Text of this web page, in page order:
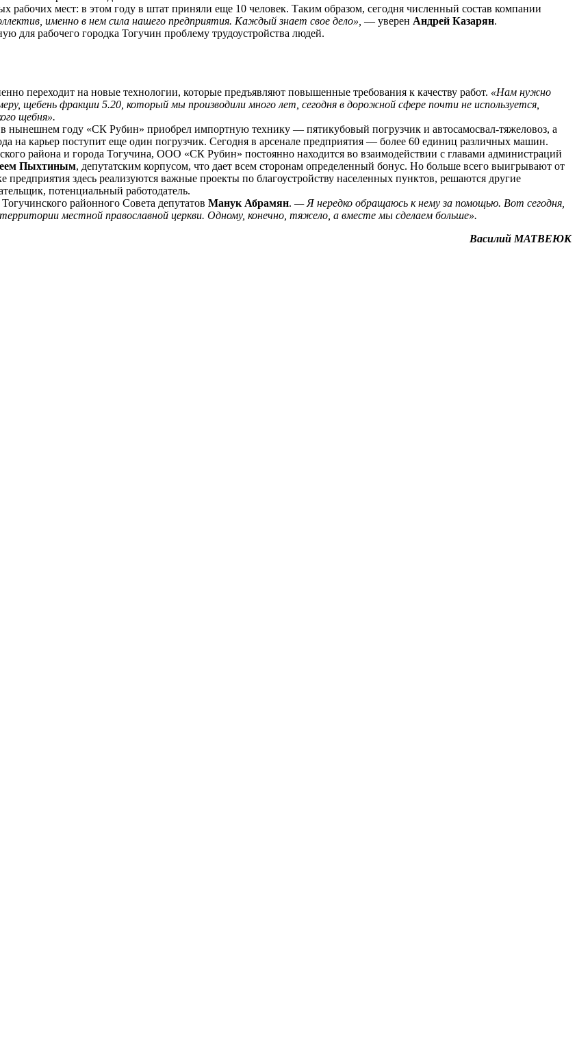
рабочих мест: в этом году в штат приняли еще 10 человек. Таким образом, сегодня численный состав компании
именно в нем сила нашего предприятия. Каждый знает свое дело», — уверен Андрей Казарян.
для рабочего городка Тогучин проблему трудоустройства людей.
переходит на новые технологии, которые предъявляют повышенные требования к качеству работ. «Нам нужно
щебень фракции 5.20, который мы производили много лет, сегодня в дорожной сфере почти не используется,
щебня».
нынешнем году «СК Рубин» приобрел импортную технику — пятикубовый погрузчик и автосамосвал-тяжеловоз, а
на карьер поступит еще один погрузчик. Сегодня в арсенале предприятия — более 60 единиц различных машин.
района и города Тогучина, ООО «СК Рубин» постоянно находится во взаимодействии с главами администраций
Пыхтиным, депутатским корпусом, что дает всем сторонам определенный бонус. Но больше всего выигрывают от
здесь реализуются важные проекты по благоустройству населенных пунктов, решаются другие
потенциальный работодатель.
районного Совета депутатов Манук Абрамян. — Я нередко обращаюсь к нему за помощью. Вот сегодня,
местной православной церкви. Одному, конечно, тяжело, а вместе мы сделаем больше».
Василий МАТВЕЮК